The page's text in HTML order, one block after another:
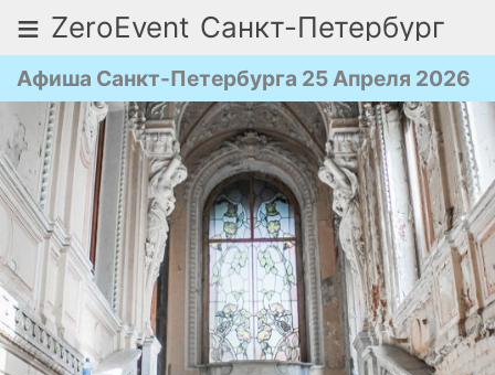
≡ ZeroEvent Санкт-Петербург
Афиша Санкт-Петербурга 25 Апреля 2026